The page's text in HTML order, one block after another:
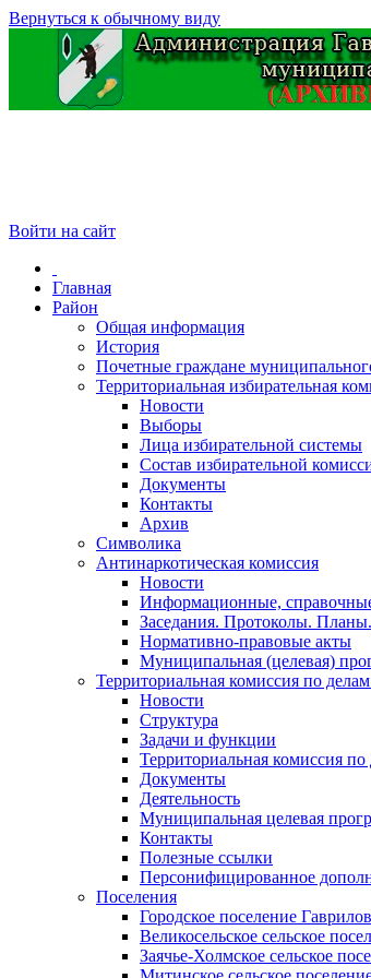
Вернуться к обычному виду
Войти на сайт
Главная
Район
Общая информация
История
Почетные граждане
Территориальная избирательная
Новости
Выборы
Лица избирательной системы
Состав избирательной
Документы
Контакты
Архив
Символика
Антинаркотическая комиссия
Новости
Информационные,
Заседания. Протоколы. Планы.
Нормативно-правовые акты
Муниципальная (целевая)
Территориальная комиссия по
Новости
Структура
Задачи и функции
Территориальная комиссия
Документы
Деятельность
Муниципальная целевая
Контакты
Полезные ссылки
Персонифицированное
Поселения
Городское поселение
Великосельское сельское
Заячье-Холмское сельское